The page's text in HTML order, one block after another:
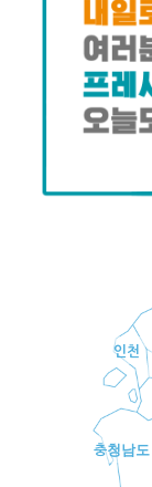
인천
충청남도